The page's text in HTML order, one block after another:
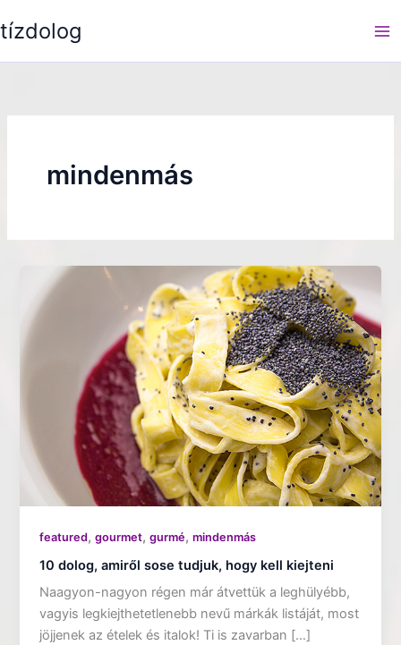
to
tízdolog
mindenmás
featured,gourmet,gurmé,mindenmás
10 dolog, amiről sose tudjuk, hogy kell kiejteni
Naagyon-nagyon régen már átvettük a leghülyébb,
vagyis legkiejthetetlenebb nevű márkák listáját, most
jöjjenek az ételek és italok! Ti is zavarban […]